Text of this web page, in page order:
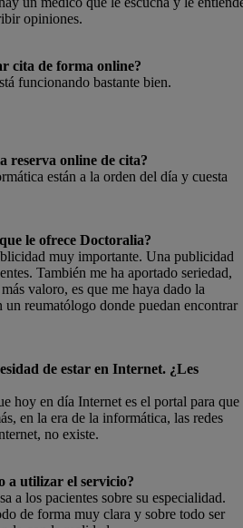
opiniones.
cita de forma online?
funcionando bastante bien.
reserva online de cita?
están a la orden del día y cuesta
le ofrece Doctoralia?
muy importante. Una publicidad
También me ha aportado seriedad,
valoro, es que me haya dado la
reumatólogo donde puedan encontrar
de estar en Internet. ¿Les
hoy en día Internet es el portal para que
en la era de la informática, las redes
no existe.
a utilizar el servicio?
a los pacientes sobre su especialidad.
de forma muy clara y sobre todo ser